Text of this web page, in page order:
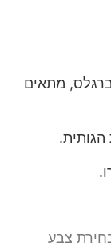
מתאים
צבע